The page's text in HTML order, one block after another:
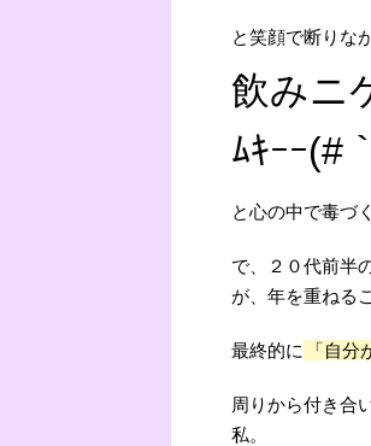
と笑顔で断りな
飲みニ
ﾑｷｰｰ(#
と心の中で毒づ
で、２０代前半
が、年を重ねる
最終的に 「自分
周りから付き合
私。